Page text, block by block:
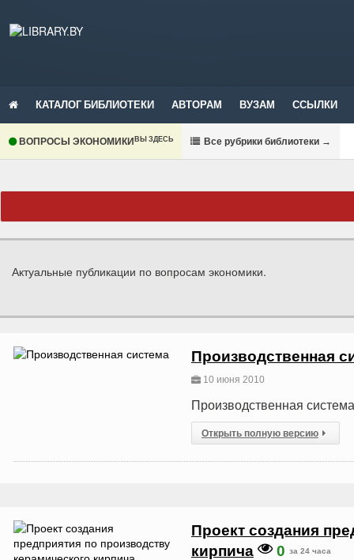
КАТАЛОГ БИБЛИОТЕКИ АВТОРАМ ВУЗАМ ССЫЛКИ
ВОПРОСЫ ЭКОНОМИКИВЫ ЗДЕСЬ Все рубрики библиотеки →
Актуальные публикации по вопросам экономики.
Производственная
10 июня 2010
Производственная система
Открыть полную версию
Проект создания
кирпича
0 за 24 часа